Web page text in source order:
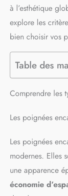
à l’esthétique
explore les
bien choisir vos
Table des
Comprendre les
Les poignées
Les poignées
modernes. Elles
une apparence
économie